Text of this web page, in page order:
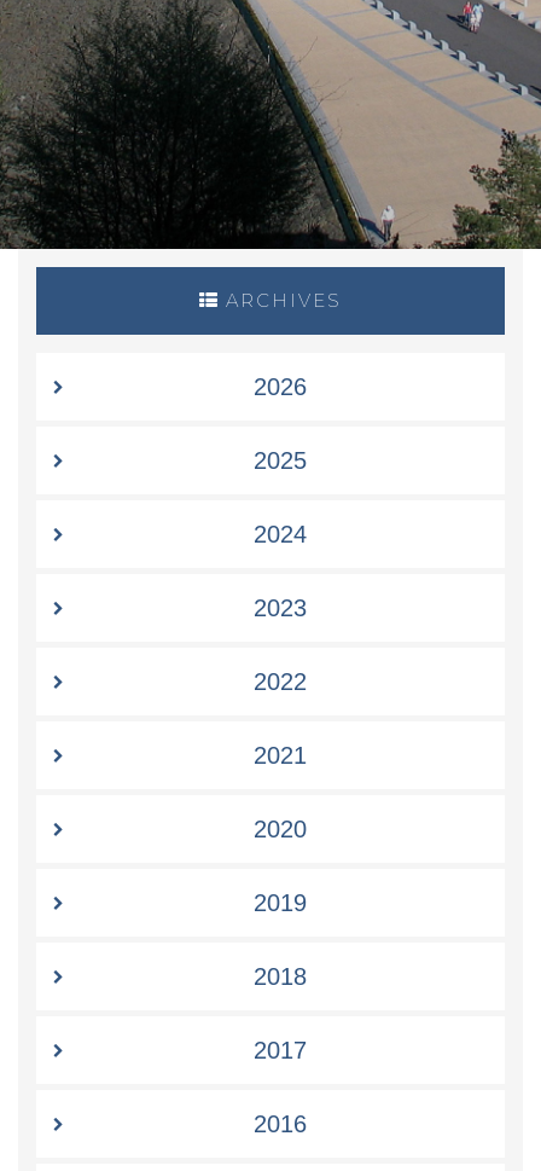
ARCHIVES
2026
2025
2024
2023
2022
2021
2020
2019
2018
2017
2016